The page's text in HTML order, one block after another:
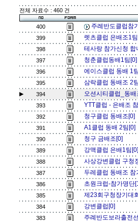
전체 자료수 : 460 건
400 주례반도클럽참
399 렛츠클럽 은배조1
398 테사랑 참가신청
397 청춘클럽동배1팀
396 에이스클럽 동배 1
395 삼락클럽 동배조 2
▶ 394 오션시티클럽_동
393 YTT클럽 - 은배조
392 청구클럽 동배조[0]
391 A1클럽 동배 2팀[0]
390 청구 금배조[0]
389 강맥클럽 은배1팀
388 사상강변클럽 구
387 두레클럽 동배조
386 초원크럽-참가명
385 제23회구청장기대
384 강변클럽[0]
383 주례반도보라출전